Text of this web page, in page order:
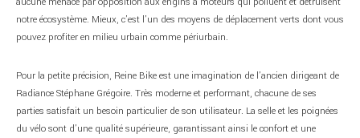
notre écosystème. Mieux, c’est l’un des moyens de déplacement verts dont vous
pouvez profiter en milieu urbain comme périurbain.
Pour la petite précision, Reine Bike est une imagination de l’ancien dirigeant de
Radiance Stéphane Grégoire. Très moderne et performant, chacune de ses
parties satisfait un besoin particulier de son utilisateur. La selle et les poignées
du vélo sont d’une qualité supérieure, garantissant ainsi le confort et une